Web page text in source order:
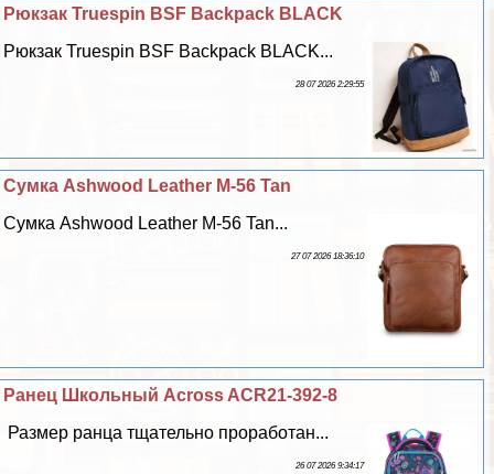
Рюкзак Truespin BSF Backpack BLACK
Рюкзак Truespin BSF Backpack BLACK...
28 07 2026 2:29:55
Сумка Ashwood Leather M-56 Tan
Сумка Ashwood Leather M-56 Tan...
27 07 2026 18:36:10
Ранец Школьный Across ACR21-392-8
Размер ранца тщательно проработан...
26 07 2026 9:34:17